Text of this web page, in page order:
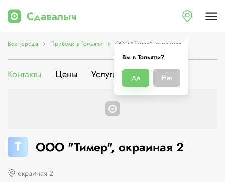
Вы в Тольятти?
Да Нет
Все города Приёмки в Тольятти ООО "Тимер", окраиная 2
Контакты Цены Услуги О компании
Т ООО "Тимер", окраиная 2
окраиная 2